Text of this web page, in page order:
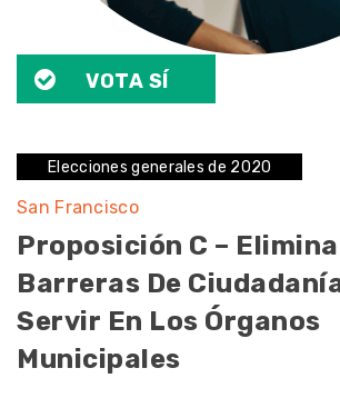
VOTA SÍ
Elecciones generales de 2020
San Francisco
Proposición C –
Barreras De
Servir En Los Órganos
Municipales